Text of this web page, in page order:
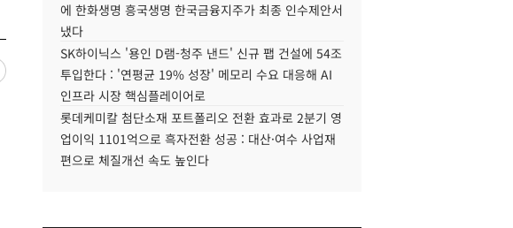
에 한화생명 흥국생명 한국금융지주가 최종 인수제안서
냈다
SK하이닉스 '용인 D램-청주 낸드' 신규 팹 건설에 54조
투입한다 : '연평균 19% 성장' 메모리 수요 대응해 AI
인프라 시장 핵심플레이어로
롯데케미칼 첨단소재 포트폴리오 전환 효과로 2분기 영
업이익 1101억으로 흑자전환 성공 : 대산·여수 사업재
편으로 체질개선 속도 높인다